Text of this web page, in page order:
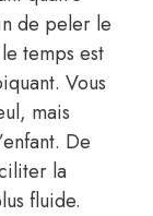
de peler le
temps est
Vous
mais
De
la
fluide.